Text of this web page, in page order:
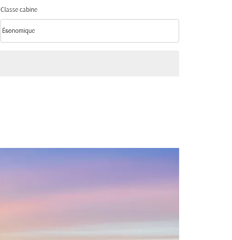
Classe cabine
Classe cabine option Économique Selected
Économique
keyboard_arrow_down